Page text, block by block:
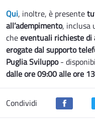
Qui, inoltre, è presente
all’adempimento, inclusa
cheeventuali richieste di
erogate dal supporto
Puglia Sviluppo-
dalle ore 09:00 alle ore
Condividi